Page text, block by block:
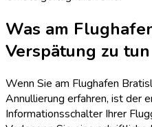
Was am
Verspätung zu
Wenn Sie am Flughafen
Annullierung erfahren, ist der
Informationsschalter Ihrer